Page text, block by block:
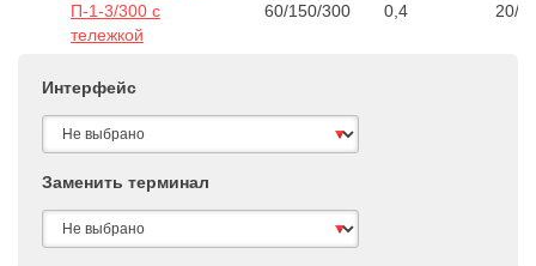
П-1-3/300 с
тележкой
60/150/300 0,4 20/
Интерфейс
Заменить терминал